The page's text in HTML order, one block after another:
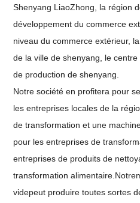
Shenyang LiaoZhong, la région
développement du commerce
niveau du commerce extérieur,
de la ville de shenyang, le
de production de shenyang.
Notre société en profitera pour
les entreprises locales de la
de transformation et une
pour les entreprises de
entreprises de produits de
transformation alimentaire. Notre
videpeut produire toutes sortes